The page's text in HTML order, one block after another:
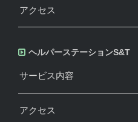
アクセス
ヘルパーステーションS&T
サービス内容
アクセス